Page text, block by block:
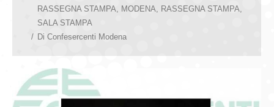
RASSEGNA STAMPA
MODENA RASSEGNA STAMPA
SALA STAMPA
Di Confesercenti Modena